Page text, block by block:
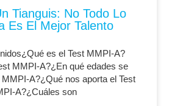
Tianguis: No Todo Lo
Es El Mejor Talento
es el Test MMPI-A?
MMPI-A?¿En qué edades se
A?¿Qué nos aporta el Test
A?¿Cuáles son